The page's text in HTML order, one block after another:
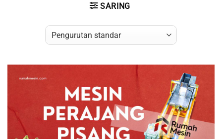
SARING